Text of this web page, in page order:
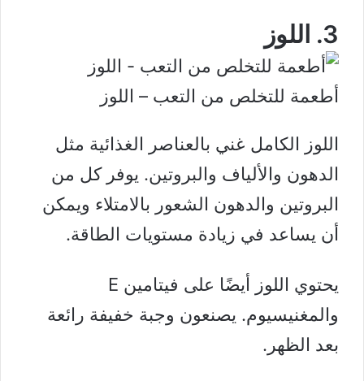
3. اللوز
أطعمة للتخلص من التعب – اللوز
اللوز الكامل غني بالعناصر الغذائية مثل
الدهون والألياف والبروتين. يوفر كل من
البروتين والدهون الشعور بالامتلاء ويمكن
أن يساعد في زيادة مستويات الطاقة.
يحتوي اللوز أيضًا على فيتامين E
والمغنيسيوم. يصنعون وجبة خفيفة رائعة
بعد الظهر.